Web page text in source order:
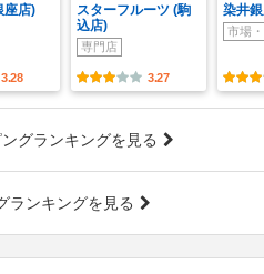
座店)
3.28
スターフルーツ (駒
込店)
専門店
3.27
染井
市場
グランキングを見る
ランキングを見る